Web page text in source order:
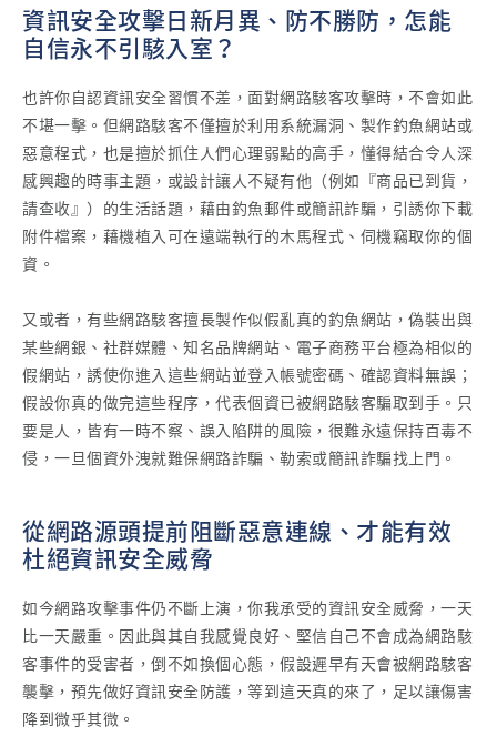
資訊安全攻擊日新月異、防不勝防，怎能
自信永不引駭入室？
也許你自認資訊安全習慣不差，面對網路駭客攻擊時，不會如此
不堪一擊。但網路駭客不僅擅於利用系統漏洞、製作釣魚網站或
惡意程式，也是擅於抓住人們心理弱點的高手，懂得結合令人深
感興趣的時事主題，或設計讓人不疑有他（例如『商品已到貨，
請查收』）的生活話題，藉由釣魚郵件或簡訊詐騙，引誘你下載
附件檔案，藉機植入可在遠端執行的木馬程式、伺機竊取你的個
資。
又或者，有些網路駭客擅長製作似假亂真的釣魚網站，偽裝出與
某些網銀、社群媒體、知名品牌網站、電子商務平台極為相似的
假網站，誘使你進入這些網站並登入帳號密碼、確認資料無誤；
假設你真的做完這些程序，代表個資已被網路駭客騙取到手。只
要是人，皆有一時不察、誤入陷阱的風險，很難永遠保持百毒不
侵，一旦個資外洩就難保網路詐騙、勒索或簡訊詐騙找上門。
從網路源頭提前阻斷惡意連線、才能有效
杜絕資訊安全威脅
如今網路攻擊事件仍不斷上演，你我承受的資訊安全威脅，一天
比一天嚴重。因此與其自我感覺良好、堅信自己不會成為網路駭
客事件的受害者，倒不如換個心態，假設遲早有天會被網路駭客
襲擊，預先做好資訊安全防護，等到這天真的來了，足以讓傷害
降到微乎其微。